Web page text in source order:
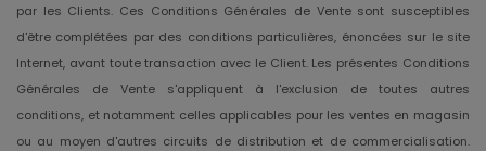
par les Clients. Ces Conditions Générales de Vente sont susceptibles
d'être complétées par des conditions particulières, énoncées sur le site
Internet, avant toute transaction avec le Client. Les présentes Conditions
Générales de Vente s'appliquent à l'exclusion de toutes autres
conditions, et notamment celles applicables pour les ventes en magasin
ou au moyen d'autres circuits de distribution et de commercialisation.